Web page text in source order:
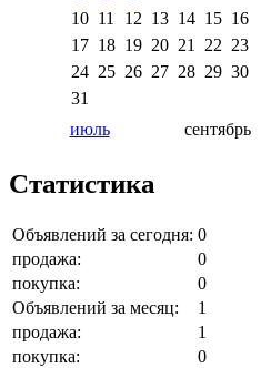
10 11 12 13 14 15 16
17 18 19 20 21 22 23
24 25 26 27 28 29 30
31
июль
сентябрь
Статистика
Объявлений за сегодня: 0
продажа:
0
покупка:
0
Объявлений за месяц:
1
продажа:
1
покупка:
0